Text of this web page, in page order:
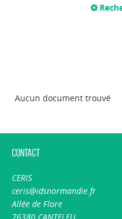
Aucun document trouvé
Contact
CERIS
ceris@idsnormandie.fr
Allée de Flore